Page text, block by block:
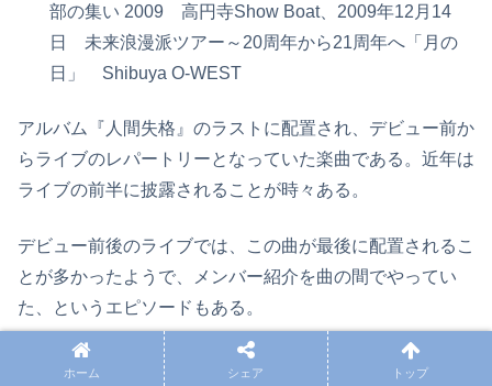
部の集い 2009 高円寺Show Boat、2009年12月14
日 未来浪漫派ツアー～20周年から21周年へ「月の
日」 Shibuya O-WEST
アルバム『人間失格』のラストに配置され、デビュー前か
らライブのレパートリーとなっていた楽曲である。近年は
ライブの前半に披露されることが時々ある。
デビュー前後のライブでは、この曲が最後に配置されるこ
とが多かったようで、メンバー紹介を曲の間でやってい
た、というエピソードもある。
筆者が目撃したところでは、2009年の人間椅子倶楽部の
ホーム シェア トップ